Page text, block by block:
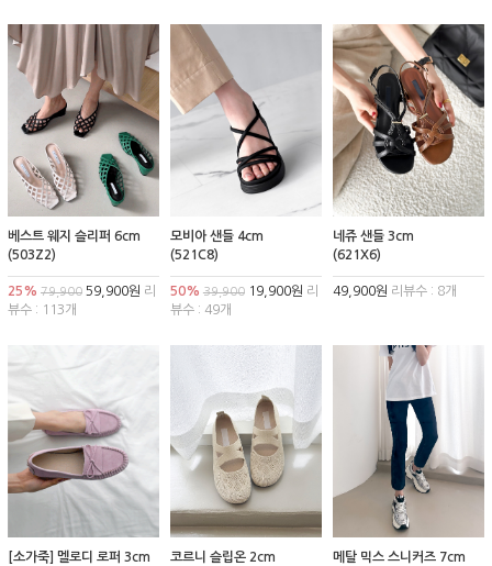
베스트 웨지 슬리퍼 6cm
(503Z2)
25% 79,900 59,900원 리
뷰수 : 113개
모비아 샌들 4cm
(521C8)
50% 39,90019,900원 리
뷰수 : 49개
네쥬 샌들 3cm
(621X6)
49,900원 리뷰수 : 8개
[소가죽] 멜로디 로퍼 3cm
코르니 슬립온 2cm
메탈 믹스 스니커즈 7cm